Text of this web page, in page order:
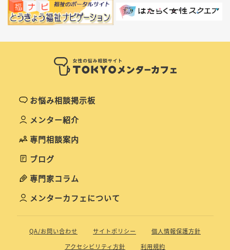
お悩み相談掲示板
メンター紹介
専門相談案内
ブログ
専門家コラム
メンターカフェについて
QA/お問い合わせ サイトポリシー
個人情報保護方針
アクセシビリティ方針
利用規約